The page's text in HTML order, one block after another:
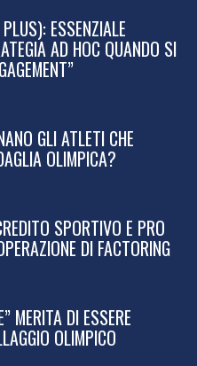
ESSENZIALE
AD HOC QUANDO SI
GLI ATLETI CHE
OLIMPICA?
SPORTIVO E PRO
DI FACTORING
MERITA DI ESSERE
OLIMPICO